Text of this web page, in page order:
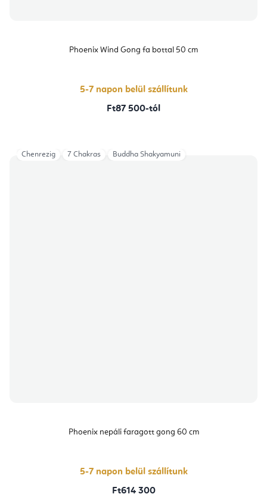
Phoenix Wind Gong fa bottal 50 cm
5-7 napon belül szállítunk
Ft87 500-tól
Phoenix nepáli faragott gong 60 cm
5-7 napon belül szállítunk
Ft614 300
Chenrezig 7 Chakras Buddha Shakyamuni